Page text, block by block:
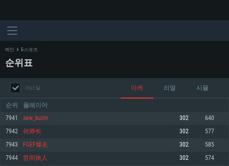
메인 E-스포츠
순위표
지난 달 아케 리얼 시뮬
순위 플레이어
7941 saw_kuzin 302 640
7942 何师长 302 577
7943 FGEF爆走 302 585
7944 世间旅人 302 574